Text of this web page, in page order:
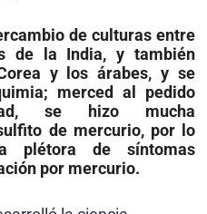
de culturas entre
de la India, y también
y los árabes, y se
merced al pedido
se hizo mucha
de mercurio, por lo
plétora de síntomas
por mercurio.